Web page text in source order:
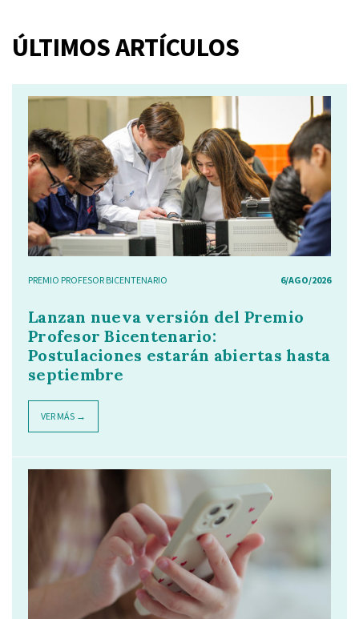
ÚLTIMOS ARTÍCULOS
PREMIO PROFESOR BICENTENARIO 6/AGO/2026
Lanzan nueva versión del Premio
Profesor Bicentenario:
Postulaciones estarán abiertas hasta
septiembre
VER MÁS →